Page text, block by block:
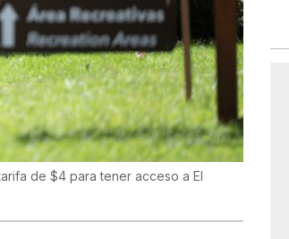
de $4 para tener acceso a El